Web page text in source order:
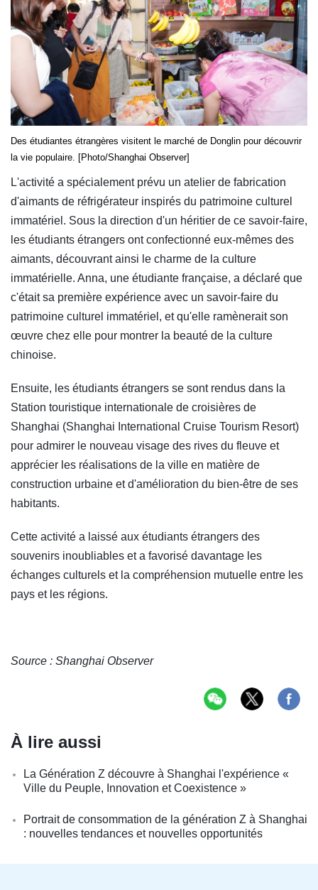
Des étudiantes étrangères visitent le marché de Donglin pour découvrir
la vie populaire. [Photo/Shanghai Observer]
L'activité a spécialement prévu un atelier de fabrication
d'aimants de réfrigérateur inspirés du patrimoine culturel
immatériel. Sous la direction d'un héritier de ce savoir-faire,
les étudiants étrangers ont confectionné eux-mêmes des
aimants, découvrant ainsi le charme de la culture
immatérielle. Anna, une étudiante française, a déclaré que
c'était sa première expérience avec un savoir-faire du
patrimoine culturel immatériel, et qu'elle ramènerait son
œuvre chez elle pour montrer la beauté de la culture
chinoise.
Ensuite, les étudiants étrangers se sont rendus dans la
Station touristique internationale de croisières de
Shanghai (Shanghai International Cruise Tourism Resort)
pour admirer le nouveau visage des rives du fleuve et
apprécier les réalisations de la ville en matière de
construction urbaine et d'amélioration du bien-être de ses
habitants.
Cette activité a laissé aux étudiants étrangers des
souvenirs inoubliables et a favorisé davantage les
échanges culturels et la compréhension mutuelle entre les
pays et les régions.
Source : Shanghai Observer
À lire aussi
La Génération Z découvre à Shanghai l'expérience «
Ville du Peuple, Innovation et Coexistence »
Portrait de consommation de la génération Z à Shanghai
: nouvelles tendances et nouvelles opportunités